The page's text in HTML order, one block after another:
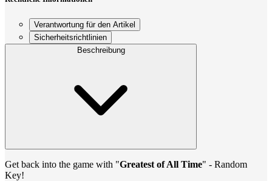
Verantwortung für den Artikel
Sicherheitsrichtlinien
Beschreibung
Get back into the game with "Greatest of All Time" - Random
Key!